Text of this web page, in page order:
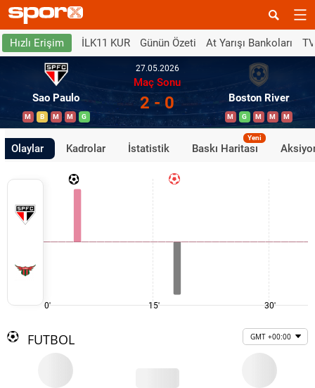
Hızlı Erişim İLK11 KUR Günün Özeti At Yarışı Bankoları
Sao Paulo
M B M M G
27.05.2026
Maç Sonu
2 - 0 Boston River
M G M M M
Olaylar Kadrolar İstatistik Baskı Haritası
Yeni
0' 15' 30'
FUTBOL GMT +00:00